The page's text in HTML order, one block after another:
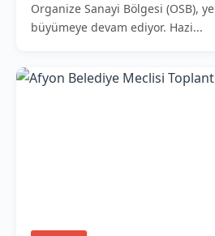
Organize Sanayi Bölgesi (OSB),
büyümeye devam ediyor. Hazi...